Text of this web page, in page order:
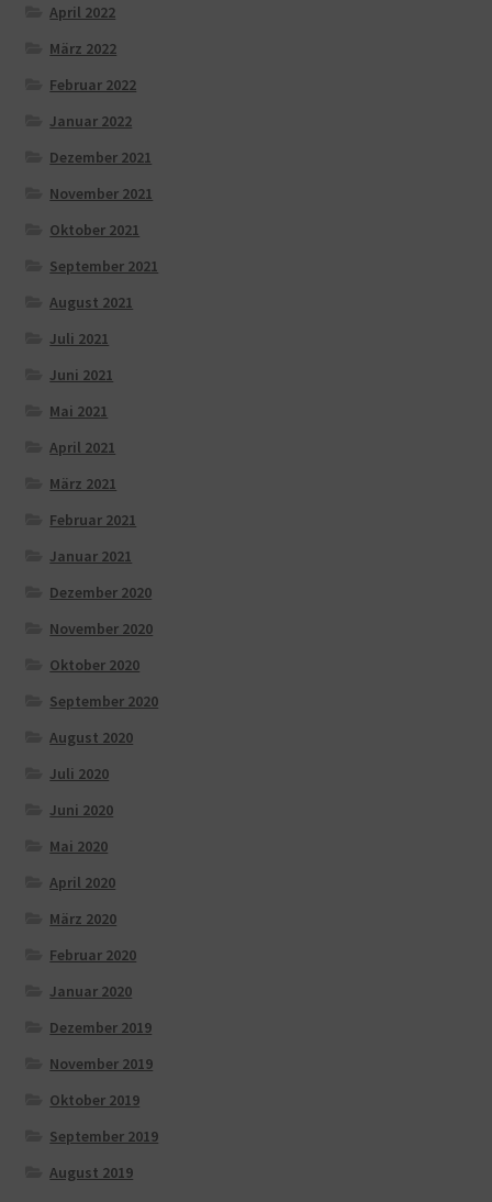
April 2022
März 2022
Februar 2022
Januar 2022
Dezember 2021
November 2021
Oktober 2021
September 2021
August 2021
Juli 2021
Juni 2021
Mai 2021
April 2021
März 2021
Februar 2021
Januar 2021
Dezember 2020
November 2020
Oktober 2020
September 2020
August 2020
Juli 2020
Juni 2020
Mai 2020
April 2020
März 2020
Februar 2020
Januar 2020
Dezember 2019
November 2019
Oktober 2019
September 2019
August 2019